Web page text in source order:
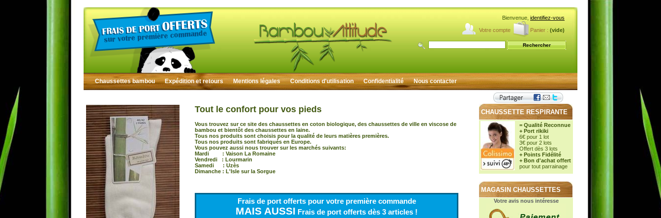
Bienvenue, identifiez-vous
Panier : (vide)
Votre compte
Chaussettes bambou Expédition et retours Mentions légales Conditions d'utilisation Confidentialité Nous contacter
Tout le confort pour vos pieds
Vous trouvez sur ce site des chaussettes en coton biologique, des chaussettes de ville en viscose de
bambou et bientôt des chaussettes en laine.
Tous nos produits sont choisis pour la qualité de leurs matières premières.
Tous nos produits sont fabriqués en Europe.
Vous pouvez aussi nous trouver sur les marchés suivants:
Mardi : Vaison La Romaine
Vendredi : Lourmarin
Samedi : Uzès
Dimanche : L'Isle sur la Sorgue
Frais de port offerts pour votre première commande
MAIS AUSSI Frais de port offerts dès 3 articles !
CHAUSSETTE RESPIRANTE
= Qualité Reconnue
+ Port rikiki
6€ pour 1 lot
3€ pour 2 lots
Offert dès 3 lots
+ Points Fidélité
+ Bon d'achat offert
pour tout parrainage
MAGASIN CHAUSSETTES
Votre avis nous intéresse